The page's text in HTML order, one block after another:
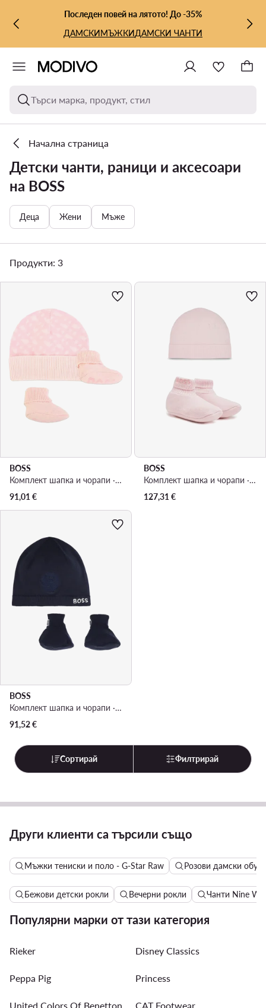
КЪМ ОСНОВНОТО СЪДЪРЖАНИЕ
КЪМ ТЪРСЕНЕПоследен повей на лятото! До -35%
ДАМСКИМЪЖКИДАМСКИ ЧАНТИ
Търси марка, продукт, стил
Начална страница
Детски чанти, раници и аксесоари
на BOSS
Деца Жени Мъже
Продукти: 3
BOSS
Комплект шапка и чорапи · Розов
91,01 €
BOSS
Комплект шапка и чорапи · Розов
127,31 €
BOSS
Комплект шапка и чорапи · Тъмносин
91,52€
Сортирай Филтрирай
Други клиенти са търсили също
Мъжки тениски и поло - G-Star Raw Розови дамски
Бежови детски рокли Вечерни рокли Чанти Nine
Популярни марки от тази категория
Rieker Disney Classics
Peppa Pig Princess
United Colors Of Benetton CAT Footwear